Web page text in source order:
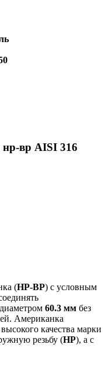
вр AISI 316
(НР-ВР) с условным
60.3 мм без
Американка
качества марки
резьбу (НР), а с